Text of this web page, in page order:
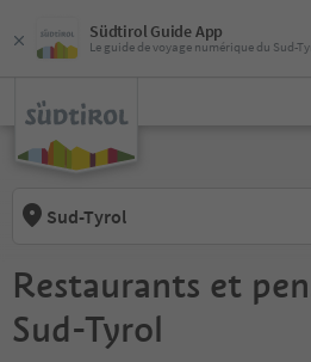
Südtirol Guide App
Le guide de voyage numérique du Sud-
Sud-Tyrol
Restaurants et
Sud-Tyrol